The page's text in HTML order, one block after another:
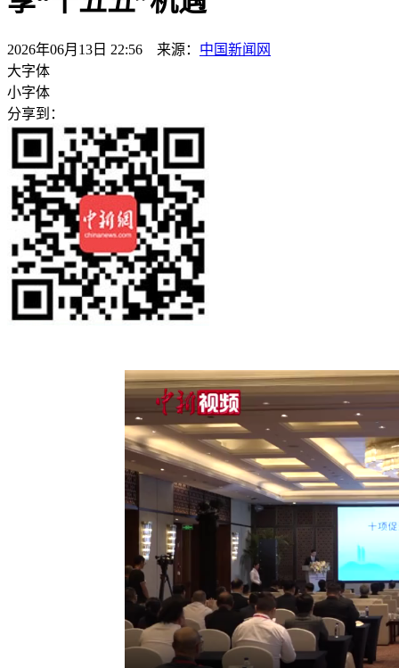
2026年06月13日 22:56 来源： 中国新闻网
大字体
小字体
分享到：